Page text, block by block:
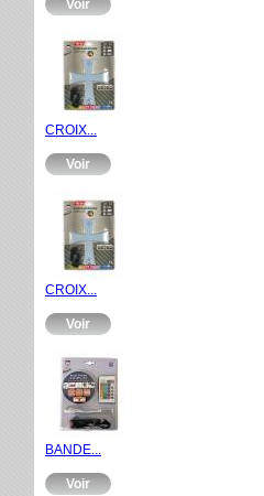
Voir
CROIX...
Voir
CROIX...
Voir
BANDE...
Voir